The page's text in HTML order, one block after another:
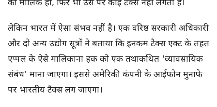
का मालिक हो, फिर भी उस पर कोई टैक्स नहीं लगता है।
लेकिन भारत में ऐसा संभव नहीं है। एक वरिष्ठ सरकारी अधिकारी
और दो अन्य उद्योग सूत्रों ने बताया कि इनकम टैक्स एक्ट के तहत
एप्पल के ऐसे मालिकाना हक को एक तथाकथित 'व्यावसायिक
संबंध' माना जाएगा। इससे अमेरिकी कंपनी के आईफोन मुनाफे
पर भारतीय टैक्स लग जाएगा।